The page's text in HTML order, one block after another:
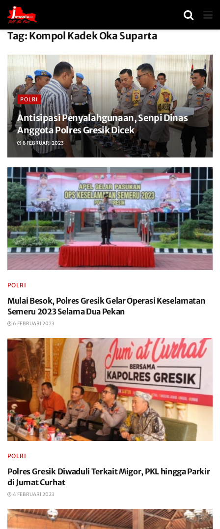
Tag: Kompol Kadek Oka Suparta
POLRI
Antisipasi Penyalahgunaan, Senpi Dinas
Anggota Polres Gresik Dicek
8 FEBRUARI 2023
POLRI
Mulai Besok, Polres Gresik Gelar Operasi Keselamatan
Semeru 2023 Selama Dua Pekan
6 FEBRUARI 2023
POLRI
Polres Gresik Diwaduli Terkait Migor, PKL hingga Parkir
di Jumat Curhat
4 FEBRUARI 2023